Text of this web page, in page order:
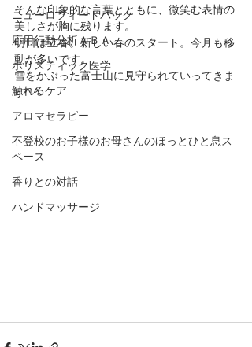
ニューロフィードバック
応用行動分析ＡＢＡ
ホリスティック医学
触れるケア
アロマセラピー
不登校のお子様のお母さんのほっとひと息ス
ペース
香りとの対話
ハンドマッサージ
そんな印象的な言葉とともに、微笑む表情の
美しさが胸に残ります。
明日は立春。新しい春のスタート。今月も移
動が多いです。
雪をかぶった富士山に見守られていってきま
す^ ^